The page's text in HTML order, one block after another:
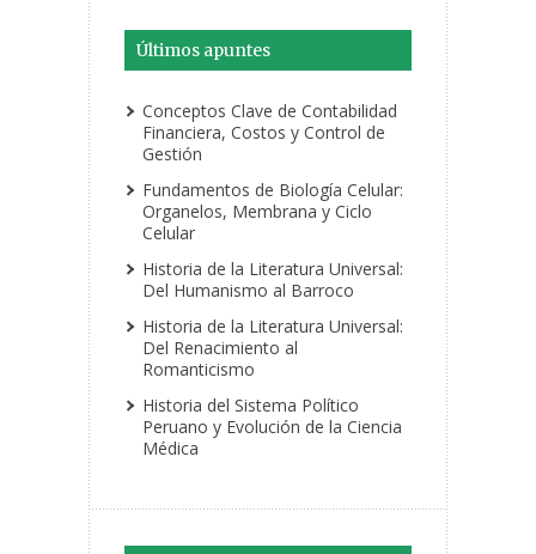
Últimos apuntes
Conceptos Clave de Contabilidad
Financiera, Costos y Control de
Gestión
Fundamentos de Biología Celular:
Organelos, Membrana y Ciclo
Celular
Historia de la Literatura Universal:
Del Humanismo al Barroco
Historia de la Literatura Universal:
Del Renacimiento al
Romanticismo
Historia del Sistema Político
Peruano y Evolución de la Ciencia
Médica